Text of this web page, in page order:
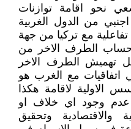
نحو اقامة توازنات
من الدول الغربية
مع تركيا من جهة
الطرف الاخر من
تهميش الطرف الاخر
مع الغرب هو
الاولية لاقامة هكذا
عدم وجود اي خلاف او
والاقتصادية وتحقيق